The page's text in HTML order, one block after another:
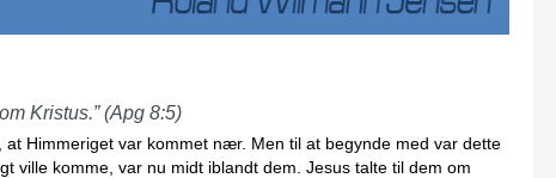
Kristus.” (Apg 8:5)
Himmeriget var kommet nær. Men til at begynde med var dette
ville komme, var nu midt iblandt dem. Jesus talte til dem om